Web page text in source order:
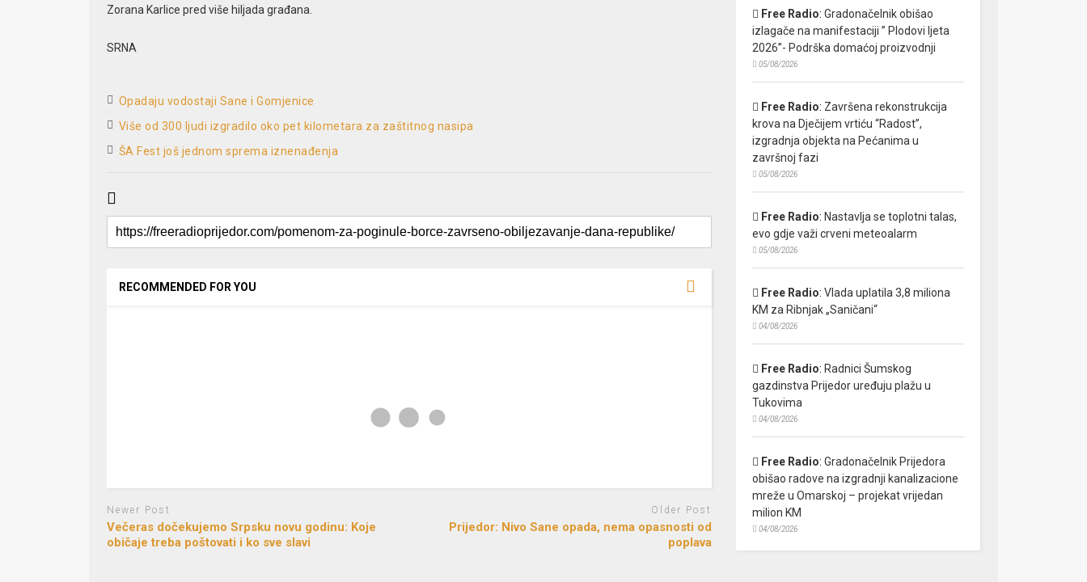
Zorana Karlice pred više hiljada građana.
SRNA
Opadaju vodostaji Sane i Gomjenice
Više od 300 ljudi izgradilo oko pet kilometara za zaštitnog nasipa
ŠA Fest još jednom sprema iznenađenja
RECOMMENDED FOR YOU
Newer Post
Večeras dočekujemo Srpsku novu godinu: Koje
običaje treba poštovati i ko sve slavi
Older Post
Prijedor: Nivo Sane opada, nema opasnosti od
poplava
Free Radio: Gradonačelnik obišao
izlagače na manifestaciji ” Plodovi ljeta
2026”- Podrška domaćoj proizvodnji
05/08/2026
Free Radio: Završena rekonstrukcija
krova na Dječijem vrtiću “Radost”,
izgradnja objekta na Pećanima u
završnoj fazi
05/08/2026
Free Radio: Nastavlja se toplotni talas,
evo gdje važi crveni meteoalarm
05/08/2026
Free Radio: Vlada uplatila 3,8 miliona
KM za Ribnjak „Saničani“
04/08/2026
Free Radio: Radnici Šumskog
gazdinstva Prijedor uređuju plažu u
Tukovima
04/08/2026
Free Radio: Gradonačelnik Prijedora
obišao radove na izgradnji kanalizacione
mreže u Omarskoj – projekat vrijedan
milion KM
04/08/2026